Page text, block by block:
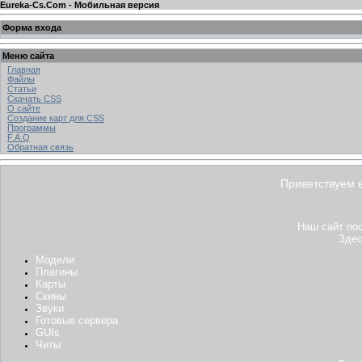
Eureka-Cs.Com - Мобильная версия
Форма входа
Меню сайта
Главная
Файлы
Статьи
Скачать CSS
О сайте
Создание карт для CSS
Программы
F.A.Q
Обратная связь
Приветствуем
Наш сайт
Модели
Плагины
Карты
Скины
Звуки
Готовые сервера
GUIs
Читы